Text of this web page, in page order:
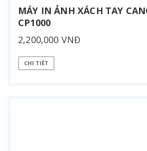
MÁY IN ẢNH XÁCH TAY
CP1000
2,200,000 VNĐ
CHI TIẾT